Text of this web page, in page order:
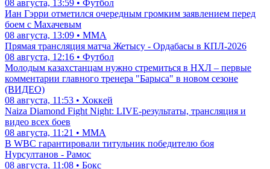
08 августа, 13:59 • Футбол
Иан Гэрри отметился очередным громким заявлением перед
боем с Махачевым
08 августа, 13:09 • ММА
Прямая трансляция матча Жетысу - Ордабасы в КПЛ-2026
08 августа, 12:16 • Футбол
Молодым казахстанцам нужно стремиться в НХЛ – первые
комментарии главного тренера "Барыса" в новом сезоне
(ВИДЕО)
08 августа, 11:53 • Хоккей
Naiza Diamond Fight Night: LIVE-результаты, трансляция и
видео всех боев
08 августа, 11:21 • ММА
В WBC гарантировали титульник победителю боя
Нурсултанов - Рамос
08 августа, 11:08 • Бокс